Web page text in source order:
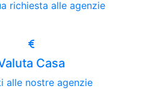
richiesta alle agenzie
Casa
alle nostre agenzie